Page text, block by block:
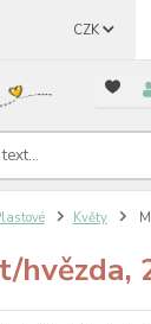
CZK
Květy
hvězda,